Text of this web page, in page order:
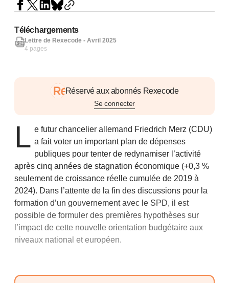
Réservé aux abonnés Rexecode
Se connecter
L e futur chancelier allemand Friedrich Merz (CDU)
a fait voter un important plan de dépenses
publiques pour tenter de redynamiser l’activité
après cinq années de stagnation économique (+0,3 %
seulement de croissance réelle cumulée de 2019 à
2024). Dans l’attente de la fin des discussions pour la
formation d’un gouvernement avec le SPD, il est
possible de formuler des premières hypothèses sur
l’impact de cette nouvelle orientation budgétaire aux
niveaux national et européen.
Téléchargements
Lettre de Rexecode - Avril 2025
4 pages